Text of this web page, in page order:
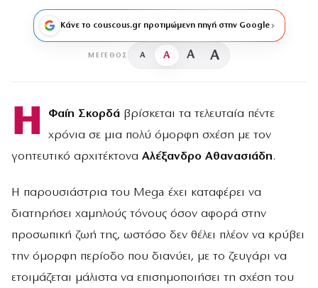
Κάνε το couscous.gr προτιμώμενη πηγή στην Google
ΜΈΓΕΘΟΣ A A A A
Η Φαίη Σκορδάβρίσκεται τα τελευταία πέντε
χρόνια σε μια πολύ όμορφη σχέση με τον
γοητευτικό αρχιτέκτονα Αλέξανδρο Αθανασιάδη.
Η παρουσιάστρια του Mega έχει καταφέρει να
διατηρήσει χαμηλούς τόνους όσον αφορά στην
προσωπική ζωή της, ωστόσο δεν θέλει πλέον να κρύβει
την όμορφη περίοδο που διανύει, με το ζευγάρι να
ετοιμάζεται μάλιστα να επισημοποιήσει τη σχέση του